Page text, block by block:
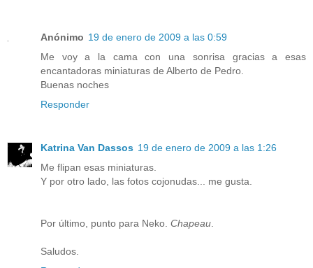
Anónimo 19 de enero de 2009 a las 0:59
Me voy a la cama con una sonrisa gracias a esas
encantadoras miniaturas de Alberto de Pedro.
Buenas noches
Responder
Katrina Van Dassos 19 de enero de 2009 a las 1:26
Me flipan esas miniaturas.
Y por otro lado, las fotos cojonudas... me gusta.
Por último, punto para Neko. Chapeau
Saludos.